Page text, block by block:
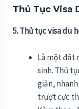
Thủ Tục Visa
5. Thủ tục visa du
Là một đất
sinh. Thủ
giản,
trượt cực